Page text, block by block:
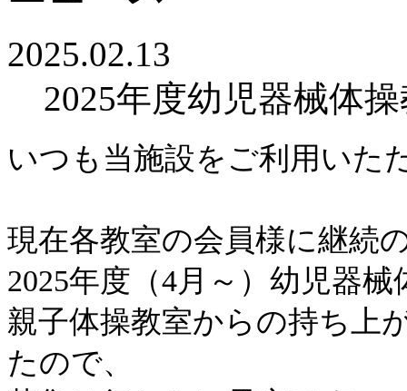
2025.02.13
2025年度幼児器械体
いつも当施設をご利用いた
現在各教室の会員様に継続
2025年度（4月～）幼児器
親子体操教室からの持ち上
たので、